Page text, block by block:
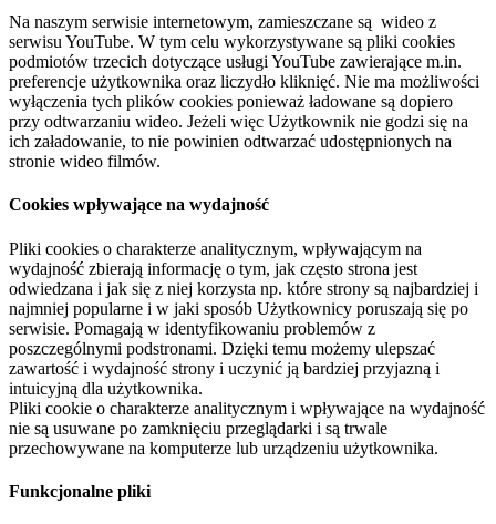
Na naszym serwisie internetowym, zamieszczane są wideo z
serwisu YouTube. W tym celu wykorzystywane są pliki cookies
podmiotów trzecich dotyczące usługi YouTube zawierające m.in.
preferencje użytkownika oraz liczydło kliknięć. Nie ma możliwości
wyłączenia tych plików cookies ponieważ ładowane są dopiero
przy odtwarzaniu wideo. Jeżeli więc Użytkownik nie godzi się na
ich załadowanie, to nie powinien odtwarzać udostępnionych na
stronie wideo filmów.
Cookies wpływające na wydajność
Pliki cookies o charakterze analitycznym, wpływającym na
wydajność zbierają informację o tym, jak często strona jest
odwiedzana i jak się z niej korzysta np. które strony są najbardziej i
najmniej popularne i w jaki sposób Użytkownicy poruszają się po
serwisie. Pomagają w identyfikowaniu problemów z
poszczególnymi podstronami. Dzięki temu możemy ulepszać
zawartość i wydajność strony i uczynić ją bardziej przyjazną i
intuicyjną dla użytkownika.
Pliki cookie o charakterze analitycznym i wpływające na wydajność
nie są usuwane po zamknięciu przeglądarki i są trwale
przechowywane na komputerze lub urządzeniu użytkownika.
Funkcjonalne pliki